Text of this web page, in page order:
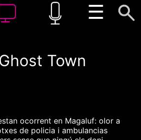
☰
00:00 Town
ocorrent en Magaluf: olor a
de policia i ambulancias